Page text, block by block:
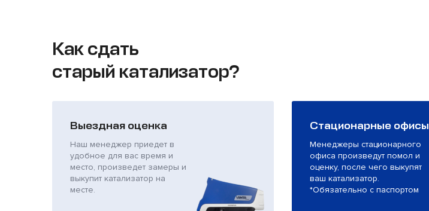
Как сдать
старый катализатор?
Выездная оценка
Наш менеджер приедет в
удобное для вас время и
место, произведет замеры и
выкупит катализатор на
месте.
Стационарные офисы
Менеджеры стационарного
офиса произведут помол и
оценку, после чего выкупят
ваш катализатор.
*Обязательно с паспортом